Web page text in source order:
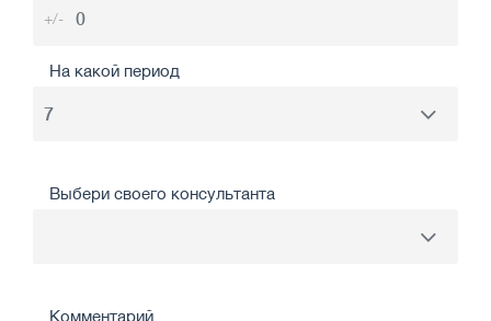
+/-
На какой период
Выбери своего консультанта
Комментарий